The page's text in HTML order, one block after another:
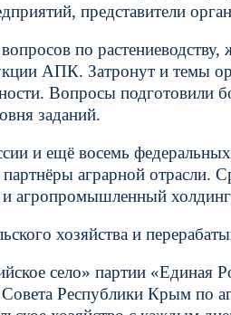
представители
по
АПК. Затронут и темы
Вопросы подготовили
заданий.
и ещё восемь
аграрной отрасли.
и агропромышленный
хозяйства и
село» партии «Единая
Совета Республики Крым по